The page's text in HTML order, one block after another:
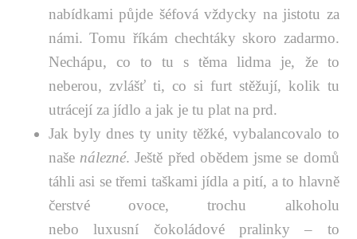
nabídkami půjde šéfová vždycky na jistotu za
námi. Tomu říkám chechtáky skoro zadarmo.
Nechápu, co to tu s těma lidma je, že to
neberou, zvlášť ti, co si furt stěžují, kolik tu
utrácejí za jídlo a jak je tu plat na prd.
Jak byly dnes ty unity těžké, vybalancovalo to
našenálezné. Ještě před obědem jsme se domů
táhli asi se třemi taškami jídla a pití, a to hlavně
čerstvé ovoce, trochu alkoholu
nebo luxusní čokoládové pralinky – to